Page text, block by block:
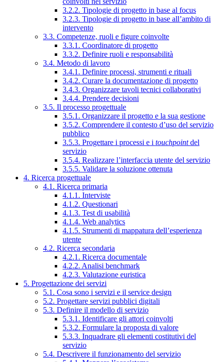
3.2.2. Tipologie di progetto in base al focus
3.2.3. Tipologie di progetto in base all’ambito di
intervento
3.3. Competenze, ruoli e figure coinvolte
3.3.1. Coordinatore di progetto
3.3.2. Definire ruoli e responsabilità
3.4. Metodo di lavoro
3.4.1. Definire processi, strumenti e rituali
3.4.2. Curare la documentazione di progetto
3.4.3. Organizzare tavoli tecnici collaborativi
3.4.4. Prendere decisioni
3.5. Il processo progettuale
3.5.1. Organizzare il progetto e la sua gestione
3.5.2. Comprendere il contesto d’uso del servizio
pubblico
3.5.3. Progettare i processi e i touchpointdel
servizio
3.5.4. Realizzare l’interfaccia utente del servizio
3.5.5. Validare la soluzione ottenuta
4. Ricerca progettuale
4.1. Ricerca primaria
4.1.1. Interviste
4.1.2. Questionari
4.1.3. Test di usabilità
4.1.4. Web analytics
4.1.5. Strumenti di mappatura dell’esperienza
utente
4.2. Ricerca secondaria
4.2.1. Ricerca documentale
4.2.2. Analisi benchmark
4.2.3. Valutazione euristica
5. Progettazione dei servizi
5.1. Cosa sono i servizi e il service design
5.2. Progettare servizi pubblici digitali
5.3. Definire il modello di servizio
5.3.1. Identificare gli attori coinvolti
5.3.2. Formulare la proposta di valore
5.3.3. Inquadrare gli elementi costitutivi del
servizio
5.4. Descrivere il funzionamento del servizio